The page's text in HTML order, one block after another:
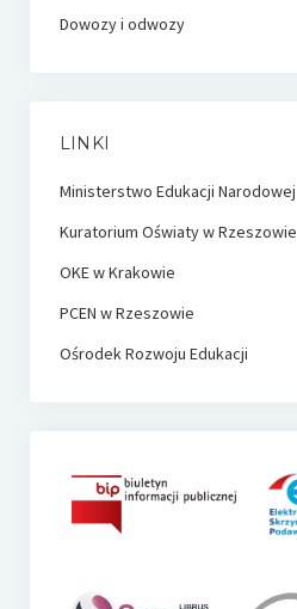
Dowozy i odwozy
LINKI
Ministerstwo Edukacji Narodowej
Kuratorium Oświaty w Rzeszowie
OKE w Krakowie
PCEN w Rzeszowie
Ośrodek Rozwoju Edukacji